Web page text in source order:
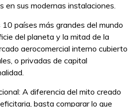
en sus modernas instalaciones.
países más grandes del mundo
del planeta y la mitad de la
aerocomercial interno cubierto
o privadas de capital
A diferencia del mito creado
basta comparar lo que